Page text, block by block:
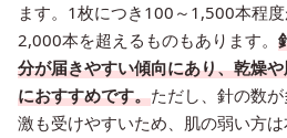
ます。1枚につき100～1,500本程
2,000本を超えるものもあります。
分が届きやすい傾向にあり、乾燥
におすすめです。ただし、針の数
激も受けやすいため、肌の弱い方